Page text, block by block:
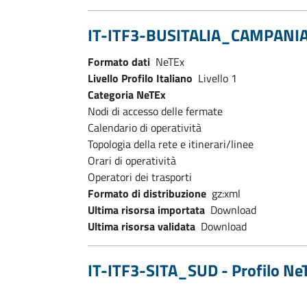
IT-ITF3-
Formato dati NeTEx
Livello Profilo Italiano Livello 1
Categoria NeTEx
Nodi di accesso delle fermate
Calendario di operatività
Topologia della rete e itinerari/linee
Orari di operatività
Operatori dei trasporti
Formato di distribuzione gz:xml
Ultima risorsa importata Download
Ultima risorsa validata Download
IT-ITF3-SITA_SUD - Profilo